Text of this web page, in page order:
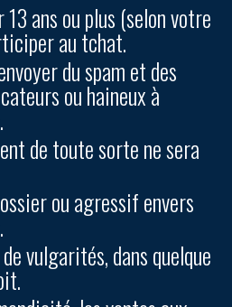
13 ans ou plus (selon votre
au tchat.
du spam et des
ou haineux à
de toute sorte ne sera
ou agressif envers
vulgarités, dans quelque